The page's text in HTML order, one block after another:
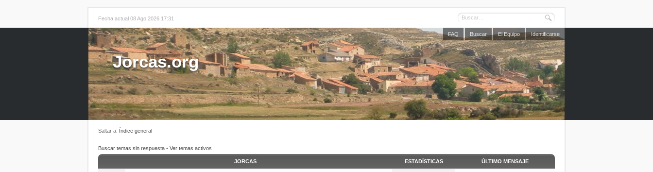
Fecha actual 08 Ago 2026 17:31
FAQ Buscar El Equipo Identificarse
Jorcas.org
Saltar a: Índice general
Buscar temas sin respuesta • Ver temas activos
JORCAS ESTADÍSTICAS ÚLTIMO MENSAJE